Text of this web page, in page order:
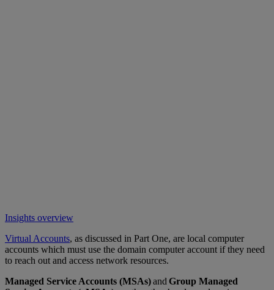
Insights overview
Virtual Accounts, as discussed in Part One, are local computer
accounts which must use the domain computer account if they need
to reach out and access network resources.
Managed Service Accounts (MSAs)and Group Managed